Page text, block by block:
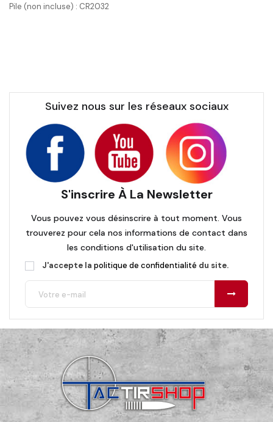
Pile (non incluse) : CR2032
Suivez nous sur les réseaux sociaux
S'inscrire À La Newsletter
Vous pouvez vous désinscrire à tout moment. Vous
trouverez pour cela nos informations de contact dans
les conditions d'utilisation du site.
J'accepte la politique de confidentialité du site.